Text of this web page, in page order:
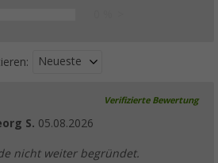
Neueste
Verifizierte Bewertung
S. 05.08.2026
nicht weiter begründet.